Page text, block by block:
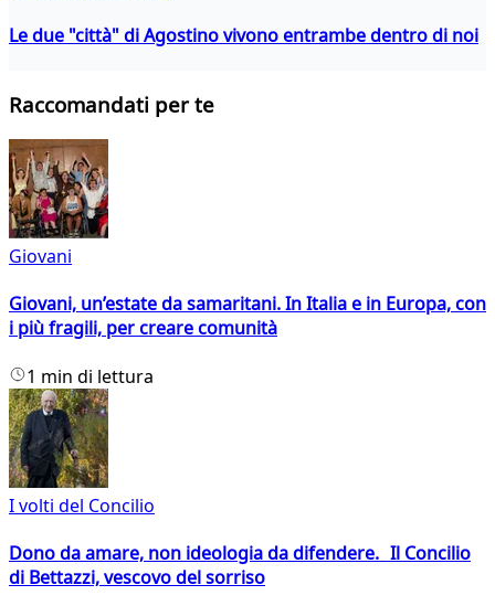
Le due "città" di Agostino vivono entrambe dentro di noi
Raccomandati per te
Giovani
Giovani, un’estate da samaritani. In Italia e in Europa, con
i più fragili, per creare comunità
1 min di lettura
I volti del Concilio
Dono da amare, non ideologia da difendere. Il Concilio
di Bettazzi, vescovo del sorriso